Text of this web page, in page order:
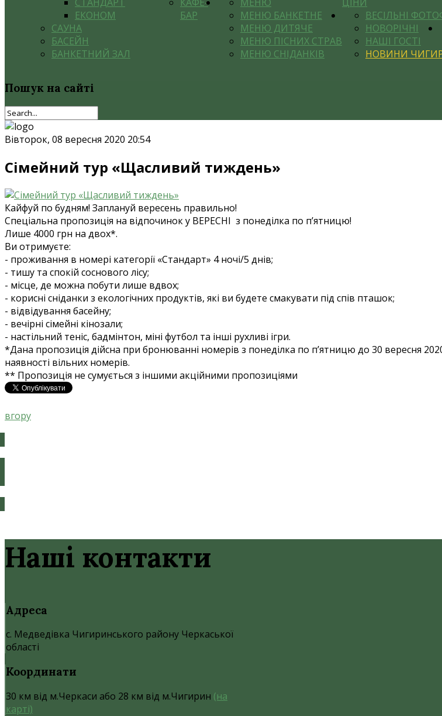
ЕКОНОМ
БАР
САУНА
БАСЕЙН
БАНКЕТНИЙ ЗАЛ
МЕНЮ БАНКЕТНЕ
МЕНЮ ДИТЯЧЕ
МЕНЮ ПІСНИХ СТРАВ
МЕНЮ СНІДАНКІВ
ВЕСІЛЬНІ ФОТО
НОВОРІЧНІ
НАШІ ГОСТІ
НОВИНИ
Пошук на сайті
Вівторок, 08 вересня 2020 20:54
Сімейний тур «Щасливий тиждень»
Кайфуй по будням! Заплануй вересень правильно!
Спеціальна пропозиція на відпочинок у ВЕРЕСНІ з понеділка по п’ятницю!
Лише 4000 грн на двох*.
Ви отримуєте:
- проживання в номері категорії «Стандарт» 4 ночі/5 днів;
- тишу та спокій соснового лісу;
- місце, де можна побути лише вдвох;
- корисні сніданки з екологічних продуктів, які ви будете смакувати під спів пташок;
- відвідування басейну;
- вечірні сімейні кінозали;
- настільний теніс, бадмінтон, міні футбол та інші рухливі ігри.
*Дана пропозиція дійсна при бронюванні номерів з понеділка по п’ятницю до 30 вересня
наявності вільних номерів.
** Пропозиція не сумується з іншими акційними пропозиціями
вгору
Наші контакти
Адреса
с. Медведівка Чигиринського району Черкаської
області
Координати
30 км від м.Черкаси або 28 км від м.Чигирин (на
карті)